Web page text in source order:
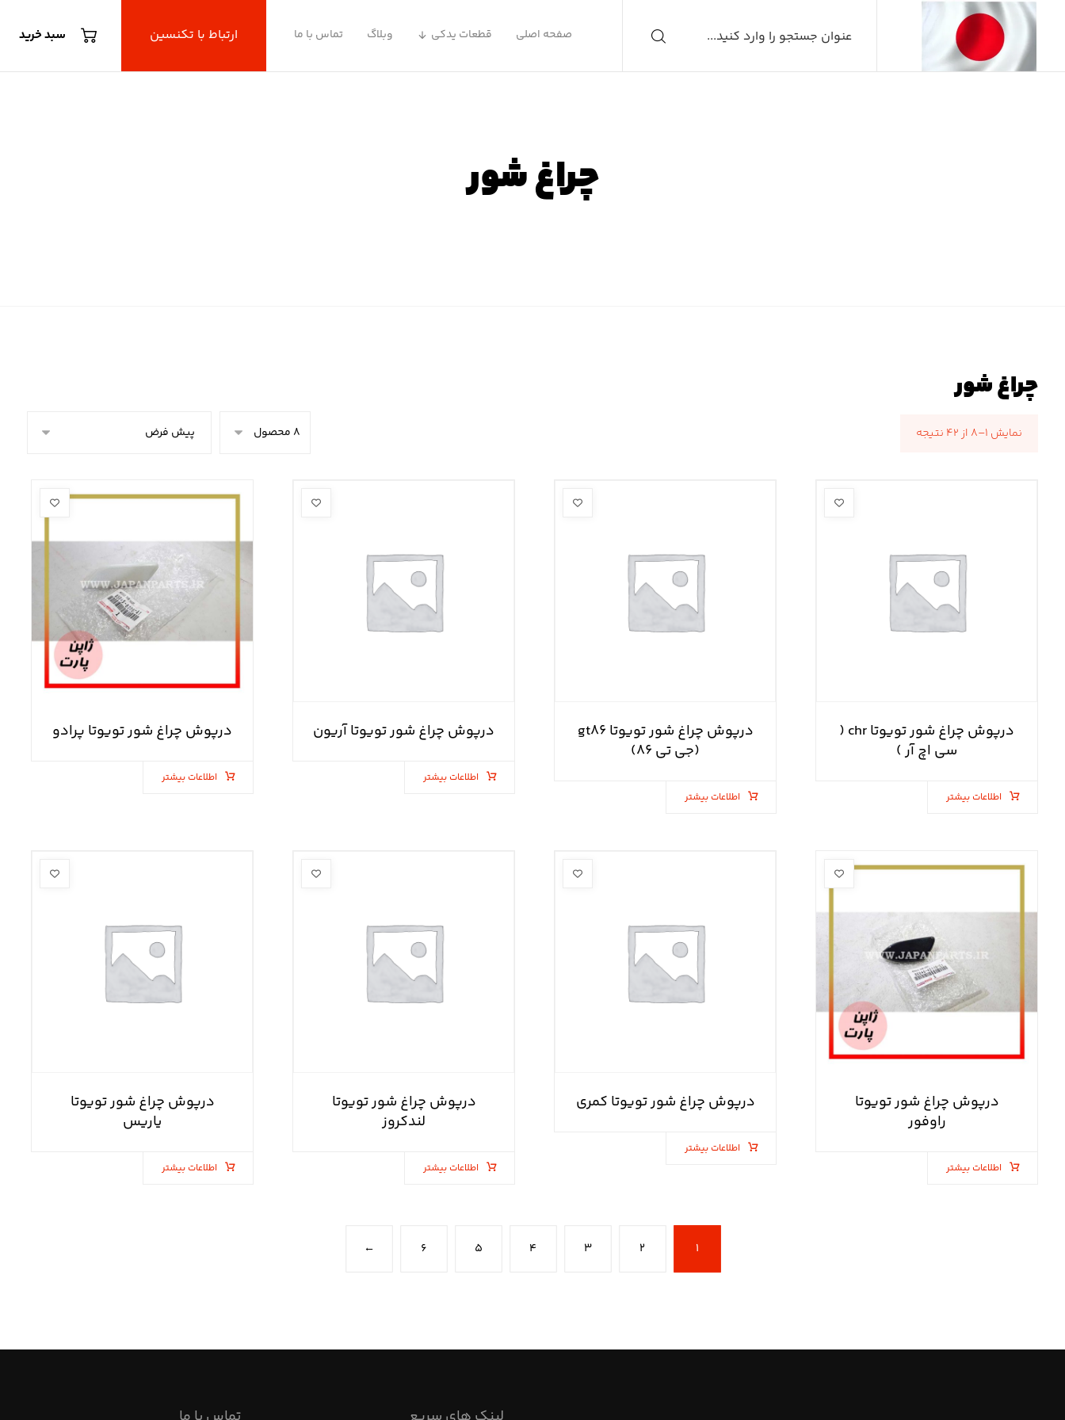
سبد خرید ارتباط با تکنسین صفحه اصلی قطعات یدکی وبلاگ تماس با ما
چراغ شور
چراغ شور
نمایش ۱–۸ از ۴۲ نتیجه
درپوش چراغ شور تویوتا chr (
سی اچ آر )
اطلاعات بیشتر
درپوش چراغ شور تویوتا gt۸۶
(جی تی ۸۶)
اطلاعات بیشتر
درپوش چراغ شور تویوتا آریون
اطلاعات بیشتر
درپوش چراغ شور تویوتا پرادو
اطلاعات بیشتر
درپوش چراغ شور تویوتا
راوفور
اطلاعات بیشتر
درپوش چراغ شور تویوتا کمری
اطلاعات بیشتر
درپوش چراغ شور تویوتا
لندکروز
اطلاعات بیشتر
درپوش چراغ شور تویوتا
یاریس
اطلاعات بیشتر
۱ ۲ ۳ ۴ ۵ ۶ ←